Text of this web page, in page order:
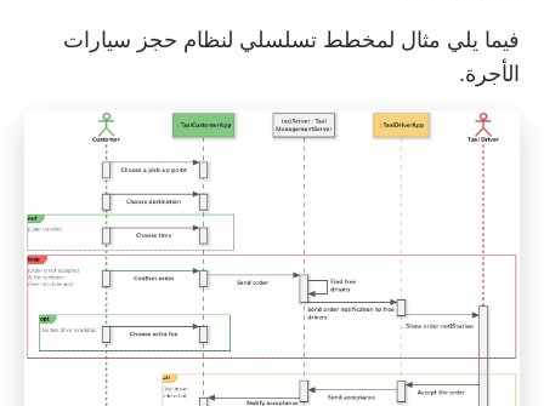
فيما يلي مثال لمخطط تسلسلي لنظام حجز سيارات
الأجرة.